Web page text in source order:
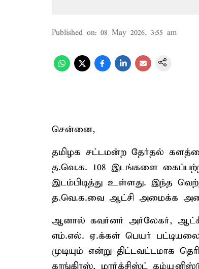
Published on: 08 May 2026, 3:55 am
சென்னை,
தமிழக சட்டமன்ற தேர்தல்
த.வெ.க. 108 இடங்களை
இடம்பிடித்து உள்ளது. இந்த
த.வெ.க.வை ஆட்சி அமைக்க
ஆனால் கவர்னர் அர்லேகர்,
எம்.எல். ஏ.க்கள் பெயர்
முடியும் என்று திட்டவட்டமாக
காங்கிரஸ், மார்க்சிஸ்ட்